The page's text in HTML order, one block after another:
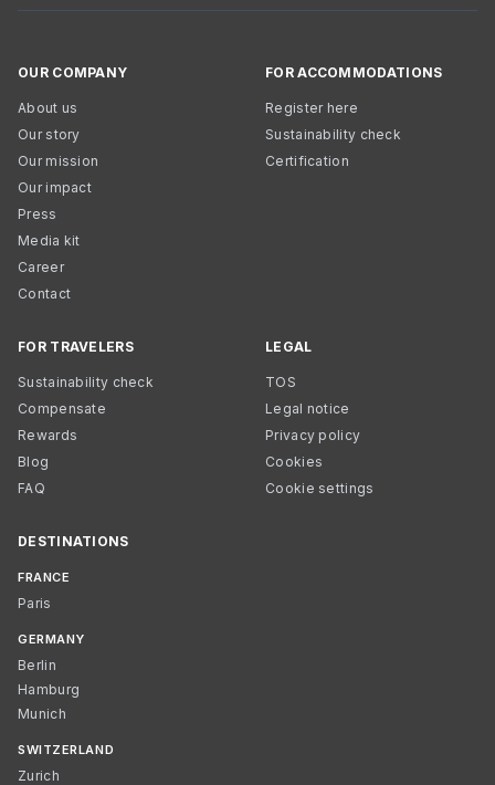
OUR COMPANY
About us
Our story
Our mission
Our impact
Press
Media kit
Career
Contact
FOR ACCOMMODATIONS
Register here
Sustainability check
Certification
FOR TRAVELERS
Sustainability check
Compensate
Rewards
Blog
FAQ
LEGAL
TOS
Legal notice
Privacy policy
Cookies
Cookie settings
DESTINATIONS
FRANCE
Paris
GERMANY
Berlin
Hamburg
Munich
SWITZERLAND
Zurich